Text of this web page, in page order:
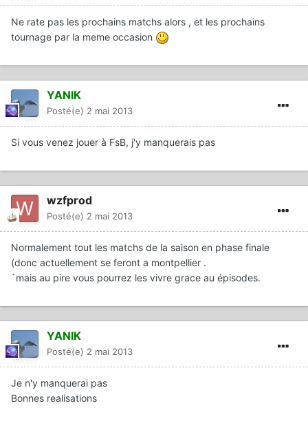
Ne rate pas les prochains matchs alors , et les prochains
tournage par la meme occasion
YANIK
Posté(e) 2 mai 2013
Si vous venez jouer à FsB, j'y manquerais pas
wzfprod
Posté(e) 2 mai 2013
Normalement tout les matchs de la saison en phase finale
(donc actuellement se feront a montpellier .
`mais au pire vous pourrez les vivre grace au épisodes.
YANIK
Posté(e) 2 mai 2013
Je n'y manquerai pas
Bonnes realisations